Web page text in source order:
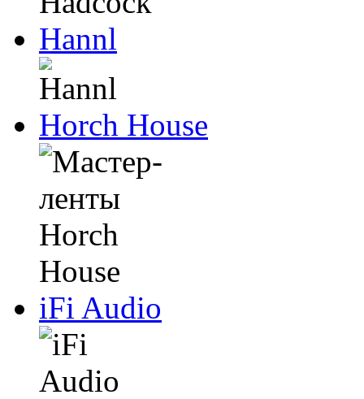
Hannl
Horch House
iFi Audio